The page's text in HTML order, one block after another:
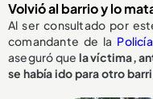
Volvió al barrio y lo
Al ser consultado por
comandante de la Policía
aseguró que la víctima,
se había ido para otro